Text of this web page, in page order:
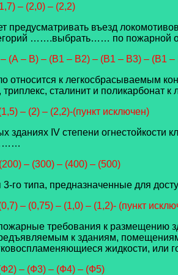
– (2,0) – (2,2)
предусматривать въезд
…….выбрать…… по пожарной
(А – В) – (В1 – В2) – (В1 – В3) – (В1 –
относится к легкосбрасываемым
триплекс, сталинит и поликарбонат
– (2) – (2,2)-(пункт исключен)
зданиях IV степени
– (300) – (400) – (500)
го типа, предназначенные для
– (0,75) – (1,0) – (1,2)- (пункт
требования к размещению
к зданиям,
жидкости, или
– (Ф3) – (Ф4) – (Ф5)